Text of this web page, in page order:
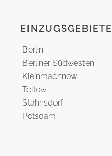
EINZUGSGEBIETE
Berlin
Berliner Südwesten
Kleinmachnow
Teltow
Stahnsdorf
Potsdam